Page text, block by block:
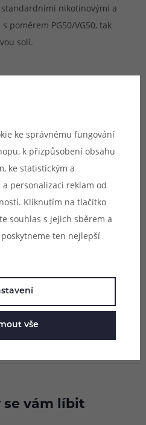
nikotinovými a
poměrem PG50/VG50, tak
solí.
se vám líbit
ke správnému fungování
k přizpůsobení obsahu
ke statistickým a
personalizaci reklam od
Kliknutím na tlačítko
souhlas s jejich sběrem a
ten nejlepší
vše